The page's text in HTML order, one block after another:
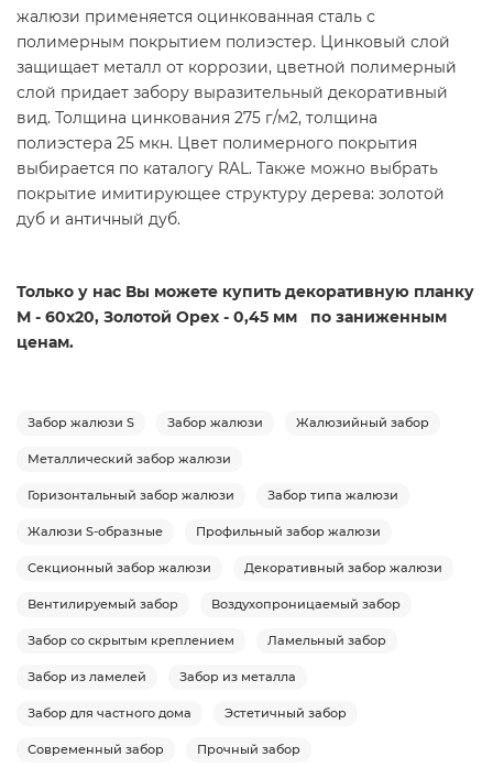
жалюзи применяется оцинкованная сталь с
полимерным покрытием полиэстер. Цинковый слой
защищает металл от коррозии, цветной полимерный
слой придает забору выразительный декоративный
вид. Толщина цинкования 275 г/м2, толщина
полиэстера 25 мкн. Цвет полимерного покрытия
выбирается по каталогу RAL. Также можно выбрать
покрытие имитирующее структуру дерева: золотой
дуб и античный дуб.
Только у нас Вы можете купить декоративную планку
М - 60х20, Золотой Орех - 0,45 мм по заниженным
ценам.
Забор жалюзи S Забор жалюзи Жалюзийный забор
Металлический забор жалюзи
Горизонтальный забор жалюзи Забор типа жалюзи
Жалюзи S-образные Профильный забор жалюзи
Секционный забор жалюзи Декоративный забор жалюзи
Вентилируемый забор Воздухопроницаемый забор
Забор со скрытым креплением Ламельный забор
Забор из ламелей Забор из металла
Забор для частного дома Эстетичный забор
Современный забор Прочный забор